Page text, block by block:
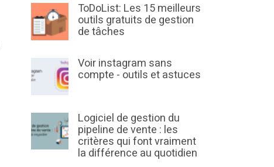
ToDoList: Les 15 meilleurs
outils gratuits de gestion
de tâches
Voir instagram sans
compte - outils et astuces
Logiciel de gestion du
pipeline de vente : les
critères qui font vraiment
la différence au quotidien